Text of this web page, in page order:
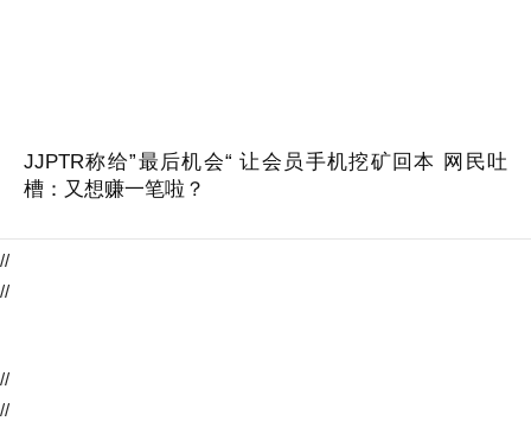
JJPTR称给”最后机会“ 让会员手机挖矿回本 网民吐
槽：又想赚一笔啦？
//
//
//
//